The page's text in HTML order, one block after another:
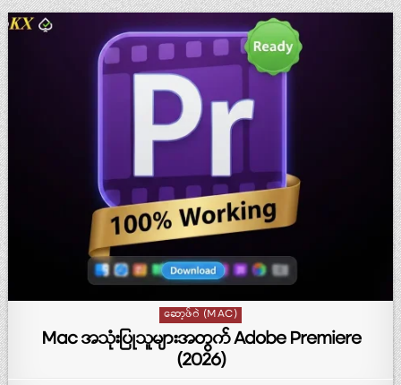
Posted in
ဆော့ဖ်ဝဲ (MAC)
Mac အသုံးပြုသူများအတွက် Adobe Premiere
(2026)